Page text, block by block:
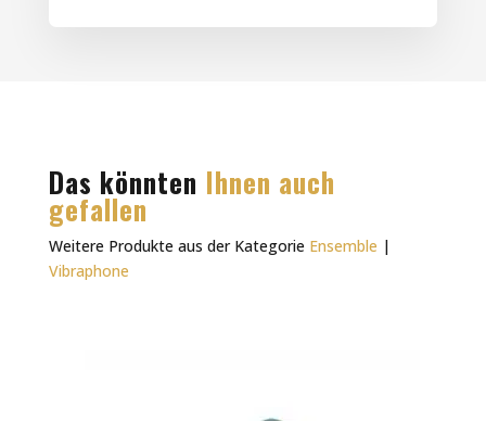
Das könnten Ihnen auch
gefallen
Weitere Produkte aus der Kategorie Ensemble |
Vibraphone